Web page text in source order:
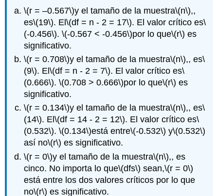
\(r = –0.567\)y el tamaño de la muestra\(n\),,
es\(19\). El\(df = n - 2 = 17\). El valor crítico es\
(-0.456\).\(-0.567 < -0.456\)por lo que\(r\) es
significativo.
\(r = 0.708\)y el tamaño de la muestra\(n\),, es\
(9\). El\(df = n - 2 = 7\). El valor crítico es\
(0.666\).\(0.708 > 0.666\)por lo que\(r\) es
significativo.
\(r = 0.134\)y el tamaño de la muestra\(n\),, es\
(14\). El\(df = 14 - 2 = 12\). El valor crítico es\
(0.532\).\(0.134\)está entre\(-0.532\) y\(0.532\)
así no\(r\) es significativo.
\(r = 0\)y el tamaño de la muestra\(n\),, es
cinco. No importa lo que\(dfs\) sean,\(r = 0\)
está entre los dos valores críticos por lo que
no\(r\) es significativo.